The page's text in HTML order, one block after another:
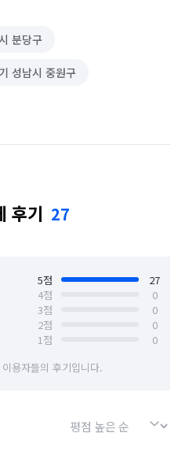
분당구
성남시 중원구
후기 27
5점
27
4점
0
3점
0
2점
0
1점
0
용자들의 후기입니다.